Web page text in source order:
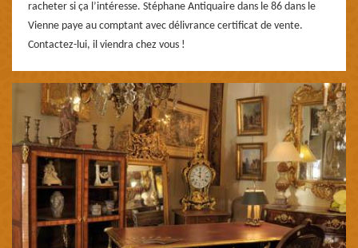
racheter si ça l’intéresse. Stéphane Antiquaire dans le 86 dans le
Vienne paye au comptant avec délivrance certificat de vente.
Contactez-lui, il viendra chez vous !